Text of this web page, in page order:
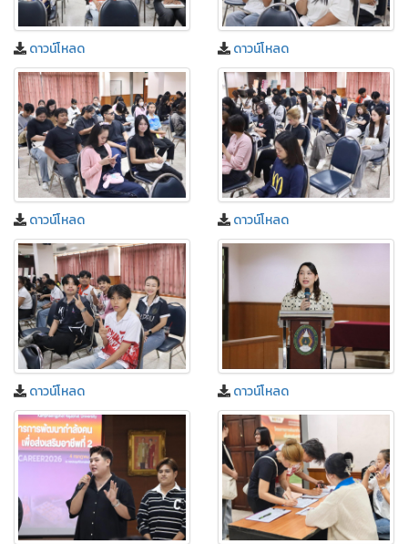
ดาวน์โหลด ดาวน์โหลด
ดาวน์โหลด ดาวน์โหลด
ดาวน์โหลด ดาวน์โหลด